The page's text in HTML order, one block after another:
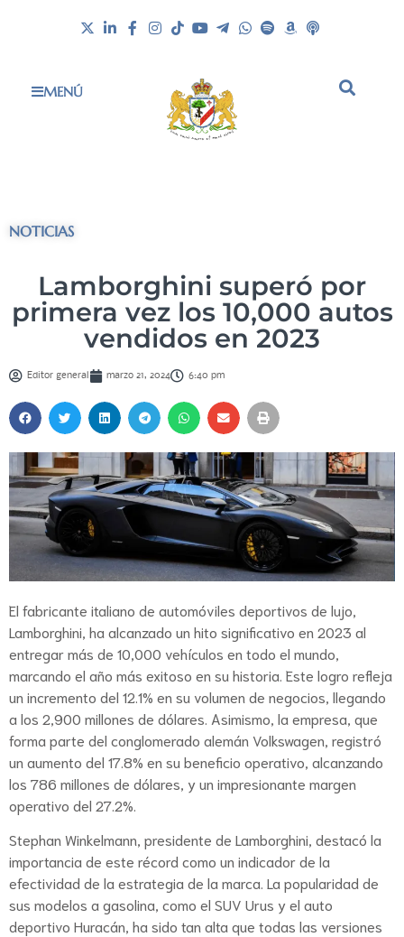
MENÚ
NOTICIAS
Lamborghini superó por
primera vez los 10,000 autos
vendidos en 2023
Editor general marzo 21, 2024 6:40 pm
El fabricante italiano de automóviles deportivos de lujo,
Lamborghini, ha alcanzado un hito significativo en 2023 al
entregar más de 10,000 vehículos en todo el mundo,
marcando el año más exitoso en su historia. Este logro refleja
un incremento del 12.1% en su volumen de negocios, llegando
a los 2,900 millones de dólares. Asimismo, la empresa, que
forma parte del conglomerado alemán Volkswagen, registró
un aumento del 17.8% en su beneficio operativo, alcanzando
los 786 millones de dólares, y un impresionante margen
operativo del 27.2%.
Stephan Winkelmann, presidente de Lamborghini, destacó la
importancia de este récord como un indicador de la
efectividad de la estrategia de la marca. La popularidad de
sus modelos a gasolina, como el SUV Urus y el auto
deportivo Huracán, ha sido tan alta que todas las versiones